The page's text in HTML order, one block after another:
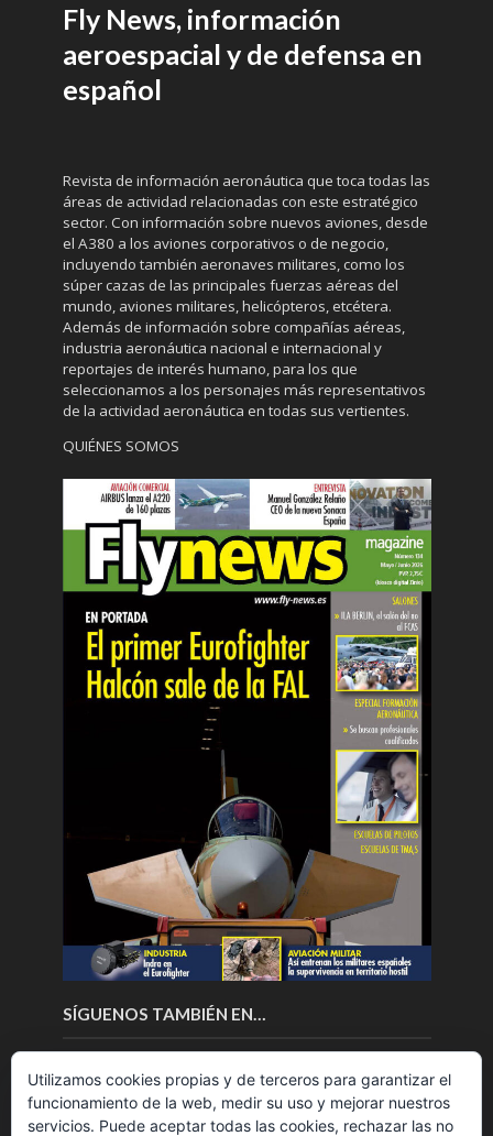
Fly News, información
aeroespacial y de defensa en
español
Revista de información aeronáutica que toca todas las
áreas de actividad relacionadas con este estratégico
sector. Con información sobre nuevos aviones, desde
el A380 a los aviones corporativos o de negocio,
incluyendo también aeronaves militares, como los
súper cazas de las principales fuerzas aéreas del
mundo, aviones militares, helicópteros, etcétera.
Además de información sobre compañías aéreas,
industria aeronáutica nacional e internacional y
reportajes de interés humano, para los que
seleccionamos a los personajes más representativos
de la actividad aeronáutica en todas sus vertientes.
QUIÉNES SOMOS
SÍGUENOS TAMBIÉN EN…
Utilizamos cookies propias y de terceros para garantizar el
funcionamiento de la web, medir su uso y mejorar nuestros
servicios. Puede aceptar todas las cookies, rechazar las no